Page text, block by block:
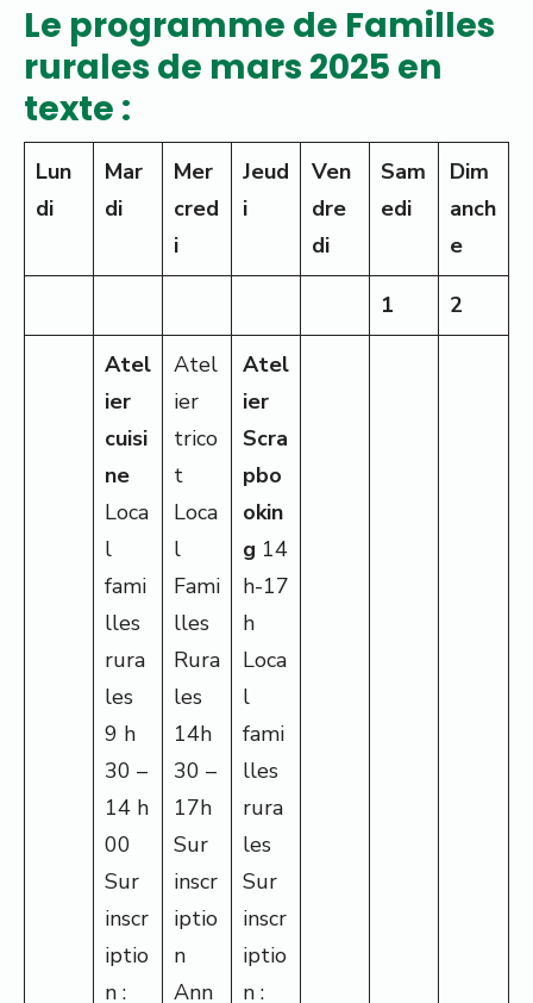
Le programme de Familles
rurales de mars 2025 en
texte :
Lun
di
Mar
di
Mer
cred
i
Jeud
i
Ven
dre
di
Sam
edi
Dim
anch
e
1 2
Atel
ier
cuisi
ne
Loca
l
fami
lles
rura
les
9 h
30 –
14 h
00
Sur
inscr
iptio
n :
Atel
ier
trico
t
Loca
l
Fami
lles
Rura
les
14h
30 –
17h
Sur
inscr
iptio
n
Ann
Atel
ier
Scra
pbo
okin
g 14
h-17
h
Loca
l
fami
lles
rura
les
Sur
inscr
iptio
n :